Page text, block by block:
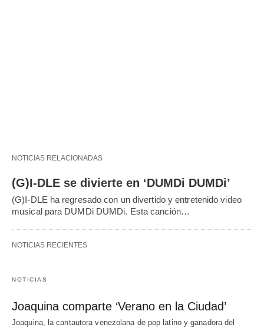
NOTICIAS RELACIONADAS
(G)I-DLE se divierte en ‘DUMDi DUMDi’
(G)I-DLE ha regresado con un divertido y entretenido video
musical para DUMDi DUMDi. Esta canción…
NOTICIAS RECIENTES
NOTICIAS
Joaquina comparte ‘Verano en la Ciudad’
Joaquina, la cantautora venezolana de pop latino y ganadora del